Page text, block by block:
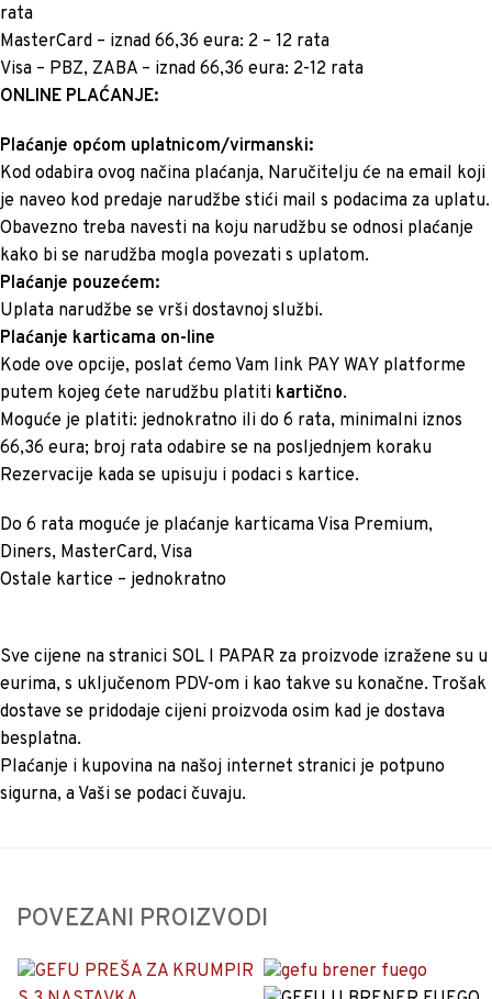
rata
MasterCard – iznad 66,36 eura: 2 – 12 rata
Visa – PBZ, ZABA – iznad 66,36 eura: 2-12 rata
ONLINE PLAĆANJE:
Plaćanje općom uplatnicom/virmanski:
Kod odabira ovog načina plaćanja, Naručitelju će na email koji
je naveo kod predaje narudžbe stići mail s podacima za uplatu.
Obavezno treba navesti na koju narudžbu se odnosi plaćanje
kako bi se narudžba mogla povezati s uplatom.
Plaćanje pouzećem:
Uplata narudžbe se vrši dostavnoj službi.
Plaćanje karticama on-line
Kode ove opcije, poslat ćemo Vam link PAY WAY platforme
putem kojeg ćete narudžbu platiti kartično.
Moguće je platiti: jednokratno ili do 6 rata, minimalni iznos
66,36 eura; broj rata odabire se na posljednjem koraku
Rezervacije kada se upisuju i podaci s kartice.
Do 6 rata moguće je plaćanje karticama Visa Premium,
Diners, MasterCard, Visa
Ostale kartice – jednokratno
Sve cijene na stranici SOL I PAPAR za proizvode izražene su u
eurima, s uključenom PDV-om i kao takve su konačne. Trošak
dostave se pridodaje cijeni proizvoda osim kad je dostava
besplatna.
Plaćanje i kupovina na našoj internet stranici je potpuno
sigurna, a Vaši se podaci čuvaju.
POVEZANI PROIZVODI